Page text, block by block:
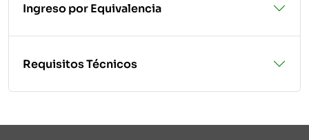
Ingreso por Equivalencia
Requisitos Técnicos